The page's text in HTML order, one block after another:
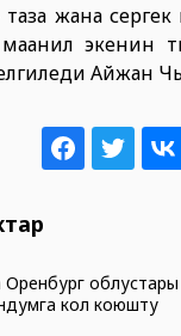
жана сергек
экенин
Айжан
кол коюшту